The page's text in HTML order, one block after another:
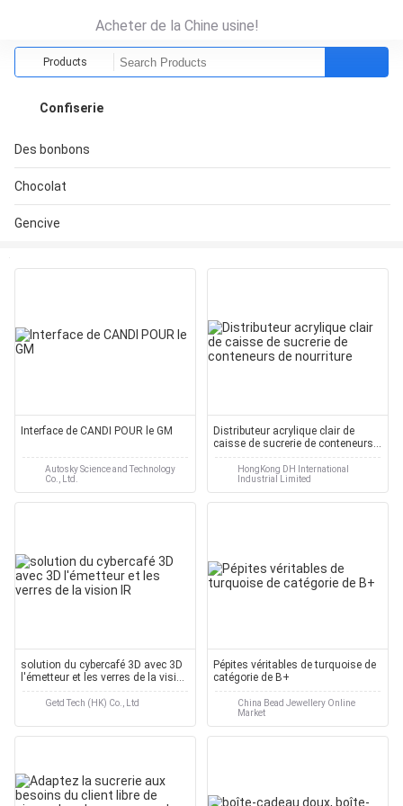
Acheter de la Chine usine!
Products
Confiserie
Des bonbons
Chocolat
Gencive
Interface de CANDI POUR le GM
Autosky Science and Technology
Co., Ltd.
Distributeur acrylique clair de
caisse de sucrerie de conteneurs
de nourriture
HongKong DH International
Industrial Limited
solution du cybercafé 3D avec 3D
l'émetteur et les verres de la vision
IR
Getd Tech (HK) Co., Ltd
Pépites véritables de turquoise de
catégorie de B+
China Bead Jewellery Online
Market